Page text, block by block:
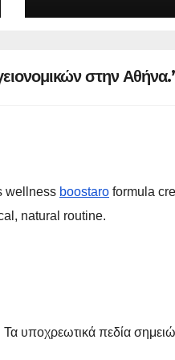
στην
wellness boostaro formula
natural routine.
Τα υποχρεωτικά πεδία